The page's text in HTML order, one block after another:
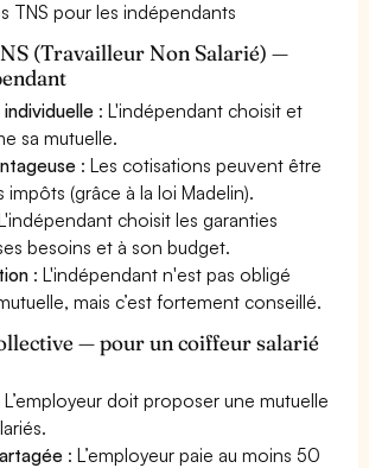
TNS pour les indépendants
(Travailleur Non Salarié) —
: L'indépendant choisit et
sa mutuelle.
: Les cotisations peuvent être
impôts (grâce à la loi Madelin).
choisit les garanties
besoins et à son budget.
: L'indépendant n'est pas obligé
mais c’est fortement conseillé.
— pour un coiffeur salarié
L’employeur doit proposer une mutuelle
: L’employeur paie au moins 50